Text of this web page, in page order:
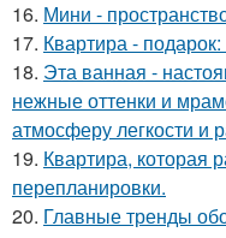
16. Мини -
17. Квартира -
18. Эта ванная -
нежные оттенки и
атмосферу легкости и
19. Квартира, которая
перепланировки.
20. Главные тренды